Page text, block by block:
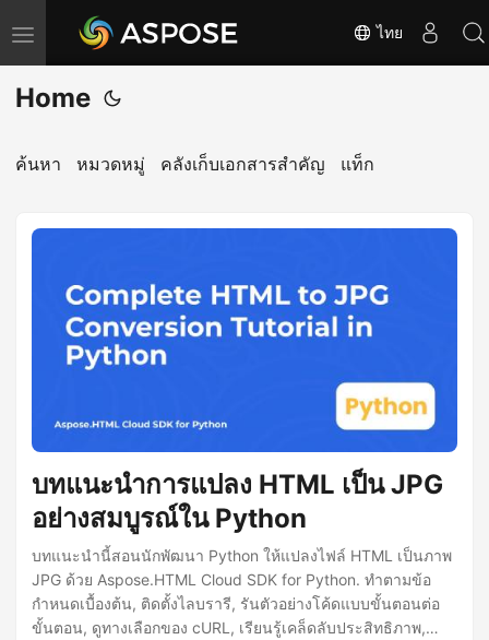
T
o
g
l
ไทย
Home
ค้นหา หมวดหมู่ คลังเก็บเอกสารสำคัญ แท็ก
บทแนะนำการแปลง HTML เป็น JPG
อย่างสมบูรณ์ใน Python
บทแนะนำนี้สอนนักพัฒนา Python ให้แปลงไฟล์ HTML เป็นภาพ
JPG ด้วย Aspose.HTML Cloud SDK for Python. ทำตามข้อ
กำหนดเบื้องต้น, ติดตั้งไลบรารี, รันตัวอย่างโค้ดแบบขั้นตอนต่อ
ขั้นตอน, ดูทางเลือกของ cURL, เรียนรู้เคล็ดลับประสิทธิภาพ,